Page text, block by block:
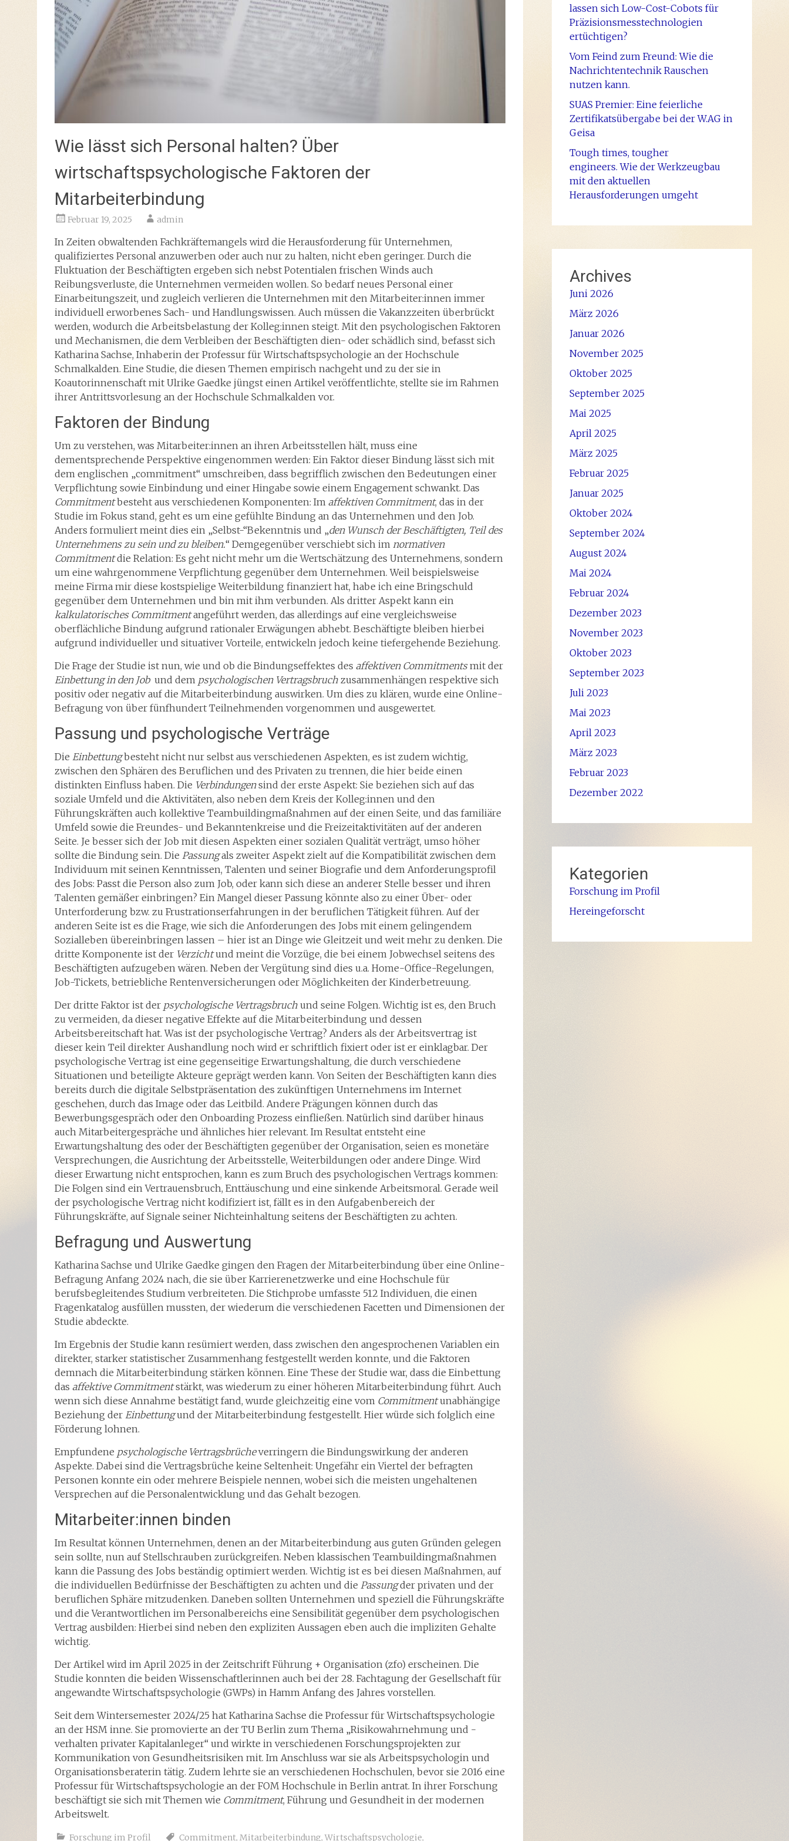
Wie lässt sich Personal halten? Über
wirtschaftspsychologische Faktoren der
Mitarbeiterbindung
Februar 19, 2025 admin
In Zeiten obwaltenden Fachkräftemangels wird die Herausforderung für Unternehmen,
qualifiziertes Personal anzuwerben oder auch nur zu halten, nicht eben geringer. Durch die
Fluktuation der Beschäftigten ergeben sich nebst Potentialen frischen Winds auch
Reibungsverluste, die Unternehmen vermeiden wollen. So bedarf neues Personal einer
Einarbeitungszeit, und zugleich verlieren die Unternehmen mit den Mitarbeiter:innen immer
individuell erworbenes Sach- und Handlungswissen. Auch müssen die Vakanzzeiten überbrückt
werden, wodurch die Arbeitsbelastung der Kolleg:innen steigt. Mit den psychologischen Faktoren
und Mechanismen, die dem Verbleiben der Beschäftigten dien- oder schädlich sind, befasst sich
Katharina Sachse, Inhaberin der Professur für Wirtschaftspsychologie an der Hochschule
Schmalkalden. Eine Studie, die diesen Themen empirisch nachgeht und zu der sie in
Koautorinnenschaft mit Ulrike Gaedke jüngst einen Artikel veröffentlichte, stellte sie im Rahmen
ihrer Antrittsvorlesung an der Hochschule Schmalkalden vor.
Faktoren der Bindung
Um zu verstehen, was Mitarbeiter:innen an ihren Arbeitsstellen hält, muss eine
dementsprechende Perspektive eingenommen werden: Ein Faktor dieser Bindung lässt sich mit
dem englischen „commitment“ umschreiben, dass begrifflich zwischen den Bedeutungen einer
Verpflichtung sowie Einbindung und einer Hingabe sowie einem Engagement schwankt. Das
Commitmentbesteht aus verschiedenen Komponenten: Im affektiven Commitment, das in der
Studie im Fokus stand, geht es um eine gefühlte Bindung an das Unternehmen und den Job.
Anders formuliert meint dies ein „Selbst-“Bekenntnis und „den Wunsch der Beschäftigten, Teil des
Unternehmens zu sein und zu bleiben.“ Demgegenüber verschiebt sich im normativen
Commitmentdie Relation: Es geht nicht mehr um die Wertschätzung des Unternehmens, sondern
um eine wahrgenommene Verpflichtung gegenüber dem Unternehmen. Weil beispielsweise
meine Firma mir diese kostspielige Weiterbildung finanziert hat, habe ich eine Bringschuld
gegenüber dem Unternehmen und bin mit ihm verbunden. Als dritter Aspekt kann ein
kalkulatorisches Commitmentangeführt werden, das allerdings auf eine vergleichsweise
oberflächliche Bindung aufgrund rationaler Erwägungen abhebt. Beschäftigte bleiben hierbei
aufgrund individueller und situativer Vorteile, entwickeln jedoch keine tiefergehende Beziehung.
Die Frage der Studie ist nun, wie und ob die Bindungseffektes des affektiven Commitmentsmit der
Einbettung in den Jobund dem psychologischen Vertragsbruch zusammenhängen respektive sich
positiv oder negativ auf die Mitarbeiterbindung auswirken. Um dies zu klären, wurde eine Online-
Befragung von über fünfhundert Teilnehmenden vorgenommen und ausgewertet.
Passung und psychologische Verträge
Die Einbettungbesteht nicht nur selbst aus verschiedenen Aspekten, es ist zudem wichtig,
zwischen den Sphären des Beruflichen und des Privaten zu trennen, die hier beide einen
distinkten Einfluss haben. Die Verbindungensind der erste Aspekt: Sie beziehen sich auf das
soziale Umfeld und die Aktivitäten, also neben dem Kreis der Kolleg:innen und den
Führungskräften auch kollektive Teambuildingmaßnahmen auf der einen Seite, und das familiäre
Umfeld sowie die Freundes- und Bekanntenkreise und die Freizeitaktivitäten auf der anderen
Seite. Je besser sich der Job mit diesen Aspekten einer sozialen Qualität verträgt, umso höher
sollte die Bindung sein. Die Passungals zweiter Aspekt zielt auf die Kompatibilität zwischen dem
Individuum mit seinen Kenntnissen, Talenten und seiner Biografie und dem Anforderungsprofil
des Jobs: Passt die Person also zum Job, oder kann sich diese an anderer Stelle besser und ihren
Talenten gemäßer einbringen? Ein Mangel dieser Passung könnte also zu einer Über- oder
Unterforderung bzw. zu Frustrationserfahrungen in der beruflichen Tätigkeit führen. Auf der
anderen Seite ist es die Frage, wie sich die Anforderungen des Jobs mit einem gelingendem
Sozialleben übereinbringen lassen – hier ist an Dinge wie Gleitzeit und weit mehr zu denken. Die
dritte Komponente ist der Verzichtund meint die Vorzüge, die bei einem Jobwechsel seitens des
Beschäftigten aufzugeben wären. Neben der Vergütung sind dies u.a. Home-Office-Regelungen,
Job-Tickets, betriebliche Rentenversicherungen oder Möglichkeiten der Kinderbetreuung.
Der dritte Faktor ist der psychologische Vertragsbruch und seine Folgen. Wichtig ist es, den Bruch
zu vermeiden, da dieser negative Effekte auf die Mitarbeiterbindung und dessen
Arbeitsbereitschaft hat. Was ist der psychologische Vertrag? Anders als der Arbeitsvertrag ist
dieser kein Teil direkter Aushandlung noch wird er schriftlich fixiert oder ist er einklagbar. Der
psychologische Vertrag ist eine gegenseitige Erwartungshaltung, die durch verschiedene
Situationen und beteiligte Akteure geprägt werden kann. Von Seiten der Beschäftigten kann dies
bereits durch die digitale Selbstpräsentation des zukünftigen Unternehmens im Internet
geschehen, durch das Image oder das Leitbild. Andere Prägungen können durch das
Bewerbungsgespräch oder den Onboarding Prozess einfließen. Natürlich sind darüber hinaus
auch Mitarbeitergespräche und ähnliches hier relevant. Im Resultat entsteht eine
Erwartungshaltung des oder der Beschäftigten gegenüber der Organisation, seien es monetäre
Versprechungen, die Ausrichtung der Arbeitsstelle, Weiterbildungen oder andere Dinge. Wird
dieser Erwartung nicht entsprochen, kann es zum Bruch des psychologischen Vertrags kommen:
Die Folgen sind ein Vertrauensbruch, Enttäuschung und eine sinkende Arbeitsmoral. Gerade weil
der psychologische Vertrag nicht kodifiziert ist, fällt es in den Aufgabenbereich der
Führungskräfte, auf Signale seiner Nichteinhaltung seitens der Beschäftigten zu achten.
Befragung und Auswertung
Katharina Sachse und Ulrike Gaedke gingen den Fragen der Mitarbeiterbindung über eine Online-
Befragung Anfang 2024 nach, die sie über Karrierenetzwerke und eine Hochschule für
berufsbegleitendes Studium verbreiteten. Die Stichprobe umfasste 512 Individuen, die einen
Fragenkatalog ausfüllen mussten, der wiederum die verschiedenen Facetten und Dimensionen der
Studie abdeckte.
Im Ergebnis der Studie kann resümiert werden, dass zwischen den angesprochenen Variablen ein
direkter, starker statistischer Zusammenhang festgestellt werden konnte, und die Faktoren
demnach die Mitarbeiterbindung stärken können. Eine These der Studie war, dass die Einbettung
das affektive Commitmentstärkt, was wiederum zu einer höheren Mitarbeiterbindung führt. Auch
wenn sich diese Annahme bestätigt fand, wurde gleichzeitig eine vom Commitmentunabhängige
Beziehung der Einbettungund der Mitarbeiterbindung festgestellt. Hier würde sich folglich eine
Förderung lohnen.
Empfundene psychologische Vertragsbrücheverringern die Bindungswirkung der anderen
Aspekte. Dabei sind die Vertragsbrüche keine Seltenheit: Ungefähr ein Viertel der befragten
Personen konnte ein oder mehrere Beispiele nennen, wobei sich die meisten ungehaltenen
Versprechen auf die Personalentwicklung und das Gehalt bezogen.
Mitarbeiter:innen binden
Im Resultat können Unternehmen, denen an der Mitarbeiterbindung aus guten Gründen gelegen
sein sollte, nun auf Stellschrauben zurückgreifen. Neben klassischen Teambuildingmaßnahmen
kann die Passung des Jobs beständig optimiert werden. Wichtig ist es bei diesen Maßnahmen, auf
die individuellen Bedürfnisse der Beschäftigten zu achten und die Passungder privaten und der
beruflichen Sphäre mitzudenken. Daneben sollten Unternehmen und speziell die Führungskräfte
und die Verantwortlichen im Personalbereichs eine Sensibilität gegenüber dem psychologischen
Vertrag ausbilden: Hierbei sind neben den expliziten Aussagen eben auch die impliziten Gehalte
wichtig.
Der Artikel wird im April 2025 in der Zeitschrift Führung + Organisation (zfo) erscheinen. Die
Studie konnten die beiden Wissenschaftlerinnen auch bei der 28. Fachtagung der Gesellschaft für
angewandte Wirtschaftspsychologie (GWPs) in Hamm Anfang des Jahres vorstellen.
Seit dem Wintersemester 2024/25 hat Katharina Sachse die Professur für Wirtschaftspsychologie
an der HSM inne. Sie promovierte an der TU Berlin zum Thema „Risikowahrnehmung und -
verhalten privater Kapitalanleger“ und wirkte in verschiedenen Forschungsprojekten zur
Kommunikation von Gesundheitsrisiken mit. Im Anschluss war sie als Arbeitspsychologin und
Organisationsberaterin tätig. Zudem lehrte sie an verschiedenen Hochschulen, bevor sie 2016 eine
Professur für Wirtschaftspsychologie an der FOM Hochschule in Berlin antrat. In ihrer Forschung
beschäftigt sie sich mit Themen wie Commitment, Führung und Gesundheit in der modernen
Arbeitswelt.
Forschung im Profil Commitment, Mitarbeiterbindung, Wirtschaftspsychologie,
lassen sich Low-Cost-Cobots für
Präzisionsmesstechnologien
ertüchtigen?
Vom Feind zum Freund: Wie die
Nachrichtentechnik Rauschen
nutzen kann.
SUAS Premier: Eine feierliche
Zertifikatsübergabe bei der W.AG in
Geisa
Tough times, tougher
engineers. Wie der Werkzeugbau
mit den aktuellen
Herausforderungen umgeht
Archives
Juni 2026
März 2026
Januar 2026
November 2025
Oktober 2025
September 2025
Mai 2025
April 2025
März 2025
Februar 2025
Januar 2025
Oktober 2024
September 2024
August 2024
Mai 2024
Februar 2024
Dezember 2023
November 2023
Oktober 2023
September 2023
Juli 2023
Mai 2023
April 2023
März 2023
Februar 2023
Dezember 2022
Kategorien
Forschung im Profil
Hereingeforscht